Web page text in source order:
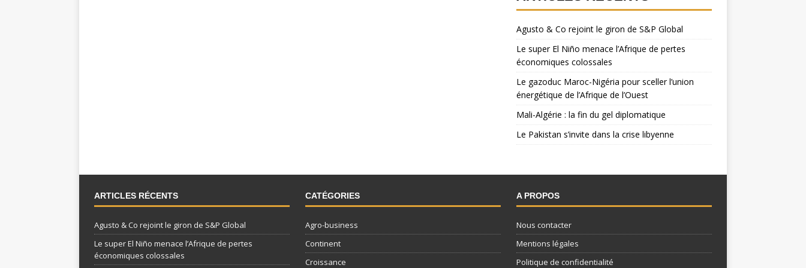
Agusto & Co rejoint le giron de S&P Global
Le super El Niño menace l’Afrique de pertes
économiques colossales
Le gazoduc Maroc-Nigéria pour sceller l’union
énergétique de l’Afrique de l’Ouest
Mali-Algérie : la fin du gel diplomatique
Le Pakistan s’invite dans la crise libyenne
ARTICLES RÉCENTS
Agusto & Co rejoint le giron de S&P Global
Le super El Niño menace l’Afrique de pertes
économiques colossales
CATÉGORIES
Agro-business
Continent
Croissance
A PROPOS
Nous contacter
Mentions légales
Politique de confidentialité